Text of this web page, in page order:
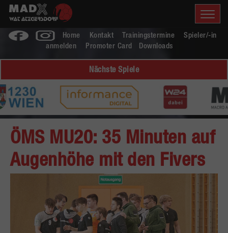
Home Kontakt Trainingstermine
Spieler/-in
anmelden
Promoter Card Downloads
Nächste Spiele
ÖMS MU20: 35 Minuten auf
Augenhöhe mit den Fivers